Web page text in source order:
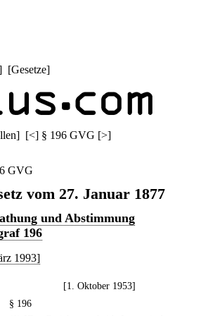
[Gesetze]
] [<] § 196 GVG [>]
GVG
vom 27. Januar 1877
und Abstimmung
196
1993]
[1. Oktober 1953]
§ 196